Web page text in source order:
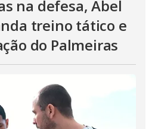
na defesa, Abel
treino tático e
do Palmeiras